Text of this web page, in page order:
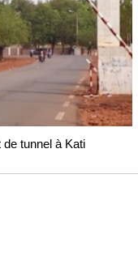
de tunnel à Kati